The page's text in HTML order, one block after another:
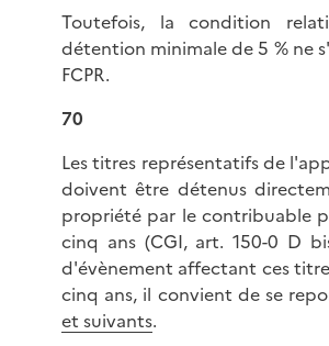
Toutefois, la condition
détention minimale de 5 % ne
FCPR.
70
Les titres représentatifs de
doivent être détenus
propriété par le contribuable
cinq ans (CGI, art. 150-0 D
d'évènement affectant ces
cinq ans, il convient de se
et suivants.